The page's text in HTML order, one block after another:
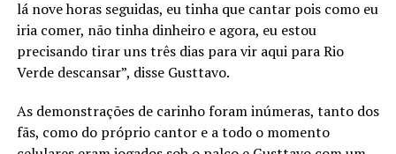
lá nove horas seguidas, eu tinha que cantar pois como eu
iria comer, não tinha dinheiro e agora, eu estou
precisando tirar uns três dias para vir aqui para Rio
Verde descansar”, disse Gusttavo.
As demonstrações de carinho foram inúmeras, tanto dos
fãs, como do próprio cantor e a todo o momento